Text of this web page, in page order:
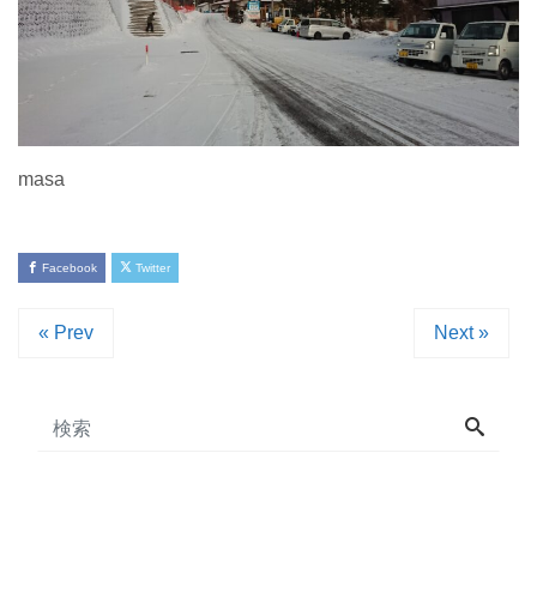
masa
Facebook Twitter
« Prev Next »